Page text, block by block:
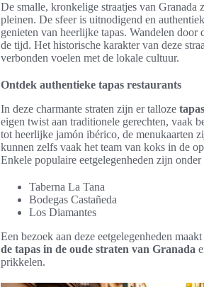
De smalle, kronkelige straatjes van
pleinen. De sfeer is uitnodigend en
genieten van heerlijke tapas. Wandelen door
de tijd. Het historische karakter van deze
verbonden voelen met de lokale cultuur.
Ontdek authentieke tapas restaurants
In deze charmante straten zijn er talloze
eigen twist aan traditionele gerechten, vaak
tot heerlijke jamón ibérico, de menukaarten
kunnen zelfs vaak het team van koks in de
Enkele populaire eetgelegenheden zijn onder
Taberna La Tana
Bodegas Castañeda
Los Diamantes
Een bezoek aan deze eetgelegenheden
de tapas in de oude straten van Granada
prikkelen.